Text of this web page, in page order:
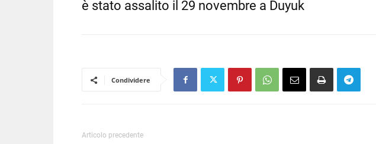
è stato assalito il 29 novembre a Duyuk
Condividere
Articolo precedente